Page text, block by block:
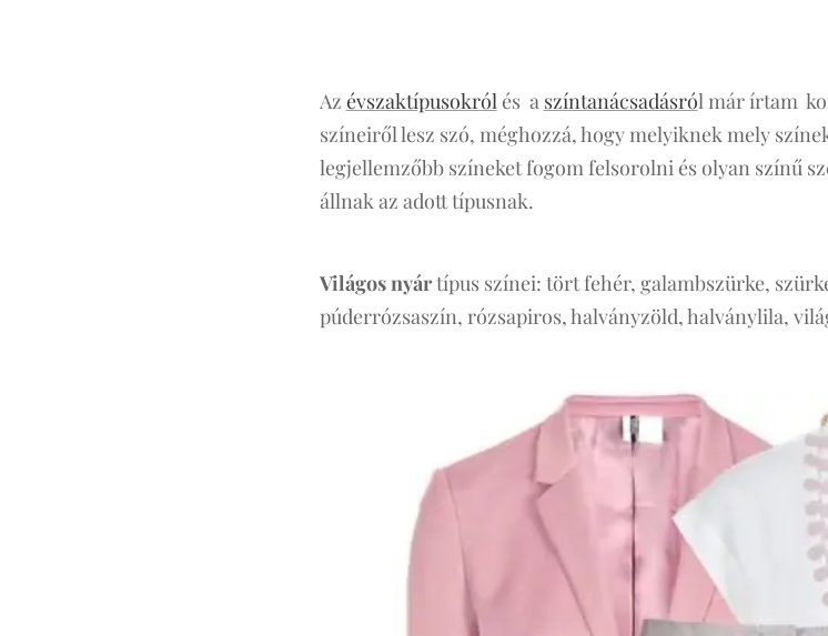
Az évszaktípusokrólés a színtanácsadásról már írtam
színeiről lesz szó, méghozzá, hogy melyiknek mely
legjellemzőbb színeket fogom felsorolni és olyan színű
állnak az adott típusnak.
Világos nyártípus színei: tört fehér, galambszürke,
púderrózsaszín, rózsapiros, halványzöld, halványlila,